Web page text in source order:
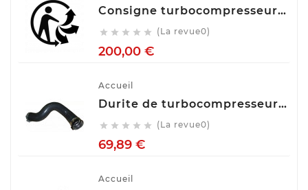
Consigne turbocompresseur echange standart
     (La revue0)
200,00 €Prix
Accueil
Durite de turbocompresseur (Durite de turbo) TECH FRANCE M2650
     (La revue0)
69,89 €Prix
Accueil